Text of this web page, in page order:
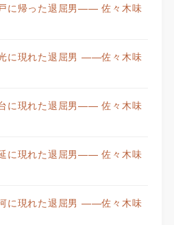
に帰った退屈男—— 佐々木味
に現れた退屈男 ——佐々木味
に現れた退屈男—— 佐々木味
に現れた退屈男—— 佐々木味
に現れた退屈男 ——佐々木味